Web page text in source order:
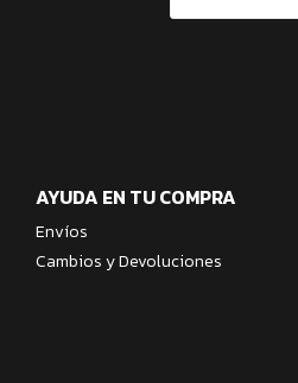
AYUDA EN TU COMPRA
Envíos
Cambios y Devoluciones